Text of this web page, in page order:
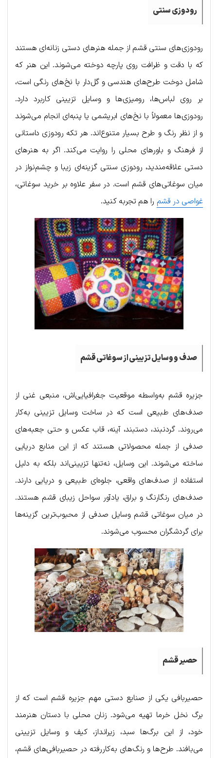
رودوزی سنتی
رودوزی‌های سنتی قشم از جمله هنرهای دستی زنانه‌ای هستند
که با دقت و ظرافت روی پارچه دوخته می‌شوند. این هنر که
شامل دوخت طرح‌های هندسی و گل‌دار با نخ‌های رنگی است،
بر روی لباس‌ها، رومیزی‌ها و وسایل تزیینی کاربرد دارد.
رودوزی‌ها معمولاً با نخ‌های ابریشمی یا پنبه‌ای انجام می‌شوند
و از نظر رنگ و طرح بسیار متنوع‌اند. هر تکه رودوزی داستانی
از فرهنگ و باورهای محلی را روایت می‌کند. اگر به هنرهای
دستی علاقه‌مندید، رودوزی سنتی گزینه‌ای زیبا و چشم‌نواز در
میان سوغاتی‌های قشم است. در سفر علاوه بر خرید سوغاتی،
غواصی در قشم را هم تجربه کنید.
صدف و وسایل تزیینی از سوغاتی قشم
جزیره قشم به‌واسطه موقعیت جغرافیایی‌اش، منبعی غنی از
صدف‌های طبیعی است که در ساخت وسایل تزیینی به‌کار
می‌روند. گردنبند، دستبند، آینه، قاب عکس و حتی جعبه‌های
صدفی از جمله محصولاتی هستند که از این منابع دریایی
ساخته می‌شوند. این وسایل، نه‌تنها تزیینی‌اند بلکه به دلیل
استفاده از صدف‌های واقعی، جلوه‌ای طبیعی و دریایی دارند.
صدف‌های رنگارنگ و براق، یادآور سواحل زیبای قشم هستند.
در میان سوغاتی قشم وسایل صدفی از محبوب‌ترین گزینه‌ها
برای گردشگران محسوب می‌شوند.
حصیرقشم
حصیربافی یکی از صنایع دستی مهم جزیره قشم است که از
برگ نخل خرما تهیه می‌شود. زنان محلی با دستان هنرمند
خود، از این برگ‌ها سبد، زیرانداز، کیف و وسایل تزیینی
می‌بافند. طرح‌ها و رنگ‌های به‌کاررفته در حصیربافی‌های قشم،